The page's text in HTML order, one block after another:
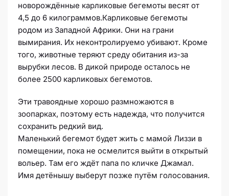
новорождённые карликовые бегемоты весят от
4,5 до 6 килограммов.Карликовые бегемоты
родом из Западной Африки. Они на грани
вымирания. Их неконтролируемо убивают. Кроме
того, животные теряют среду обитания из-за
вырубки лесов. В дикой природе осталось не
более 2500 карликовых бегемотов.
Эти травоядные хорошо размножаются в
зоопарках, поэтому есть надежда, что получится
сохранить редкий вид.
Маленький бегемот будет жить с мамой Лиззи в
помещении, пока не осмелится выйти в открытый
вольер. Там его ждёт папа по кличке Джамал.
Имя детёнышу выберут позже путём голосования.